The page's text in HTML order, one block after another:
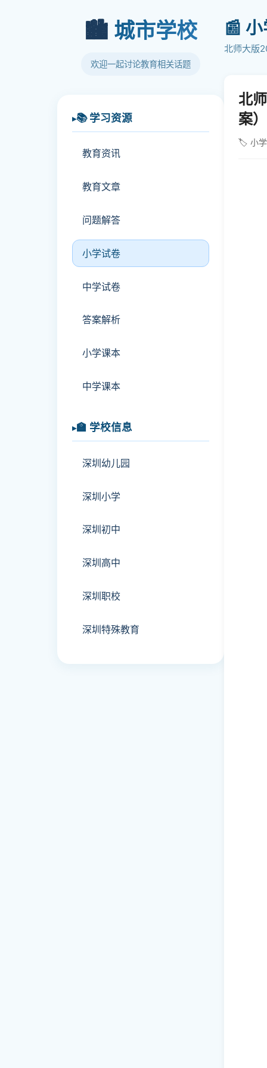
🏙️ 城市学校
欢迎一起讨论教育相关话题
📚 学习资源
教育资讯
教育文章
问题解答
小学试卷
中学试卷
答案解析
小学课本
中学课本
🏫 学校信息
深圳幼儿园
深圳小学
深圳初中
深圳高中
深圳职校
深圳特殊教育
📰
北师大版
北
案）
🏷️ 小学